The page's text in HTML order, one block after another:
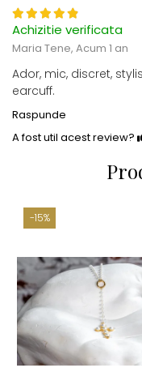
Achizitie verificata
Maria Tene, Acum 1 an
Ador, mic, discret,
earcuff.
Raspunde
A fost util acest review?
-15%